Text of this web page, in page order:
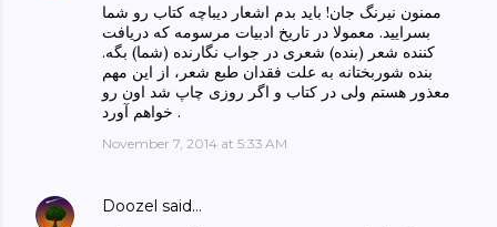
ممنون نیرنگ جان! باید بدم اشعار دیباچه کتاب رو شما
بسرایید. معمولا در تاریخ ادبیات مرسومه که دریافت
کننده شعر (بنده) شعری در جواب نگارنده (شما) بگه.
بنده شوربختانه به علت فقدان طبع شعر، از این مهم
معذور هستم ولی در کتاب و اگر روزی چاپ شد اون رو
خواهم آورد .
November 7, 2014 at 5:33 AM
Doozel said…